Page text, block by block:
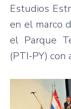
Estudios
en el marco
el Parque
(PTI-PY) con